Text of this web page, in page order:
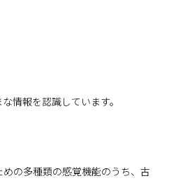
情報を認識しています。
の多種類の感覚機能のうち、古